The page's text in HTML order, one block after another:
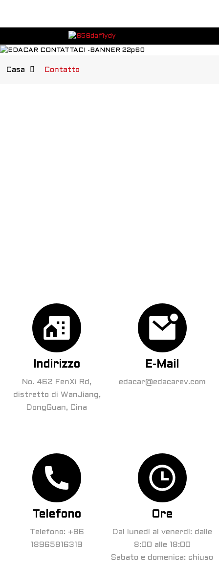
Casa Contatto
Indirizzo
No. 462 FenXi Rd,
distretto di WanJiang,
DongGuan, Cina
E-Mail
edacar@edacarev.com
Telefono
Telefono: +86
18965816319
Ore
Dal lunedì al venerdì: dalle
8:00 alle 18:00
Sabato e domenica: chiuso